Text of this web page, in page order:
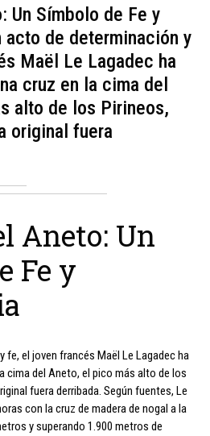
Un Símbolo de Fe y
acto de determinación y
Maël Le Lagadec ha
cruz en la cima del
alto de los Pirineos,
original fuera
Aneto: Un
Fe y
fe, el joven francés Maël Le Lagadec ha
cima del Aneto, el pico más alto de los
fuera derribada. Según fuentes, Le
con la cruz de madera de nogal a la
y superando 1.900 metros de